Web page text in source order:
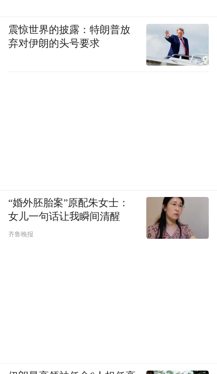
震惊世界的披露：特朗普放
弃对伊朗的头号要求
“婚外胚胎案”原配朱女士：
女儿一句话让我瞬间清醒
齐鲁晚报